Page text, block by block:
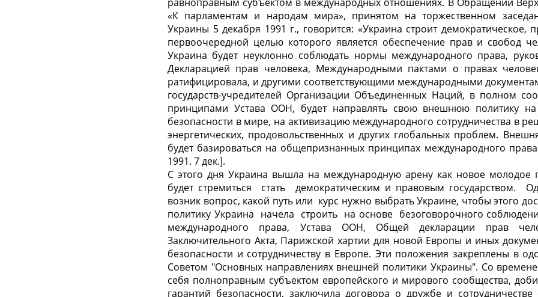
«К парламентам и народам мира», принятом на торжественном
Украины 5 декабря 1991 г., говорится: «Украина строит демократическое,
первоочередной целью которого является обеспечение прав и свобод
Украина будет неуклонно соблюдать нормы международного права,
Декларацией прав человека, Международными пактами о правах
ратифицировала, и другими соответствующими международными
го­сударств-учредителей Организации Объединенных На­ций, в полном
принципами Ус­тава ООН, будет направлять свою внешнюю политику
безопасности в мире, на активиза­цию международного сотрудничества в
энергетических, продовольственных и других глобальных проблем.
будет базироваться на общепризнанных принципах междуна­родного
1991. 7 дек.].
С этого дня Украина вышла на международную арену как новое молодое
будет стремиться стать демократическим и правовым государством.
возник вопрос, какой путь или курс нужно выбрать Украине, чтобы этого
политику Украина начела строить на основе безоговорочного
международного права, Устава ООН, Общей декларации прав
Заключительного Акта, Парижской хартии для новой Европы и иных
безопасности и сотрудничеству в Европе. Эти положения закреплены в
Советом "Основных направлениях внешней политики Украины". Со
себя полноправным субъектом европейского и мирового сообщества,
гарантий безопасности, заключила договора о дружбе и